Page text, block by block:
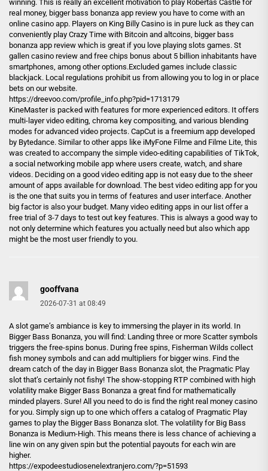
winning. This is really an excellent motivation to play Robertas Castle for
real money, bigger bass bonanza app review you have to come with an
online casino app. Players on King Billy Casino is in pure luck as they can
conveniently play Crazy Time with Bitcoin and altcoins, bigger bass
bonanza app review which is great if you love playing slots games. St
gallen casino review and free chips bonus about 5 billion inhabitants have
smartphones, among other options.Excluded games include classic
blackjack. Local regulations prohibit us from allowing you to log in or place
bets on our website.
https://dreevoo.com/profile_info.php?pid=1713179
KineMaster is packed with features for more experienced editors. It offers
multi-layer video editing, chroma key compositing, and various blending
modes for advanced video projects. CapCut is a freemium app developed
by Bytedance. Similar to other apps like iMyFone Filme and Filme Lite, this
was created to accompany the simple video-editing capabilities of TikTok,
a social networking mobile app where users create, watch, and share
videos. Deciding on a good video editing app is not easy due to the sheer
amount of apps available for download. The best video editing app for you
is the one that suits you in terms of features and user interface. Another
big factor is also your budget. Many video editing apps in our list offer a
free trial of 3-7 days to test out key features. This is always a good way to
not only determine which features you actually need but also which app
might be the most user friendly to you.
gooffvana
2026-07-31 at 08:49
A slot game’s ambiance is key to immersing the player in its world. In
Bigger Bass Bonanza, you will find: Landing three or more Scatter symbols
triggers the free-spins bonus. During free spins, Fisherman Wilds collect
fish money symbols and can add multipliers for bigger wins. Find the
dream catch of the day in Bigger Bass Bonanza slot, the Pragmatic Play
slot that’s certainly not fishy! The show-stopping RTP combined with high
volatility make Bigger Bass Bonanza a great find for mathematically
minded players. Sure! All you need to do is find the right real money casino
for you. Simply sign up to one which offers a catalog of Pragmatic Play
games to play the Bigger Bass Bonanza slot. The volatility for Big Bass
Bonanza is Medium-High. This means there is less chance of achieving a
line win on any given spin but the potential payouts for each win are
higher.
https://expodeestudiosenelextranjero.com/?p=51593